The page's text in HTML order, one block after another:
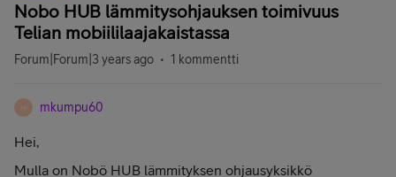
Nobo HUB lämmitysohjauksen toimivuus
Telian mobiililaajakaistassa
Forum|Forum|3 years ago 1 kommentti
M mkumpu60
Hei,
Mulla on Nobö HUB lämmityksen ohjausyksikkö